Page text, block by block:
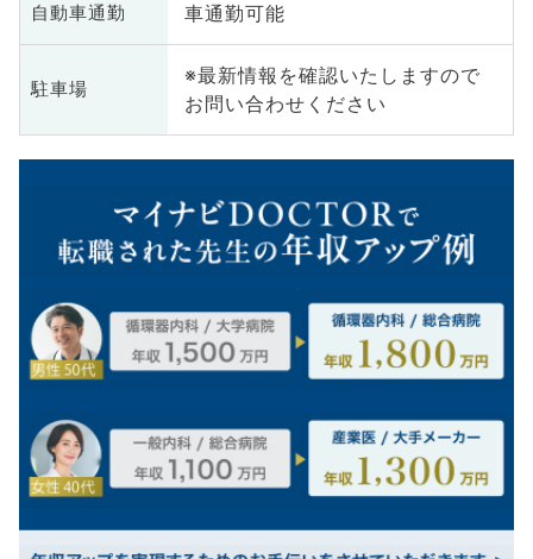
自動車通勤 車通勤可能
駐車場
※最新情報を確認いたしますので
お問い合わせください